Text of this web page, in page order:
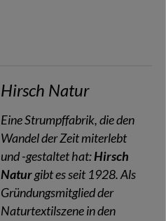
Hirsch Natur
Eine Strumpffabrik, die den
Wandel der Zeit miterlebt
und -gestaltet hat:Hirsch
Naturgibt es seit 1928. Als
Gründungsmitglied der
Naturtextilszene in den